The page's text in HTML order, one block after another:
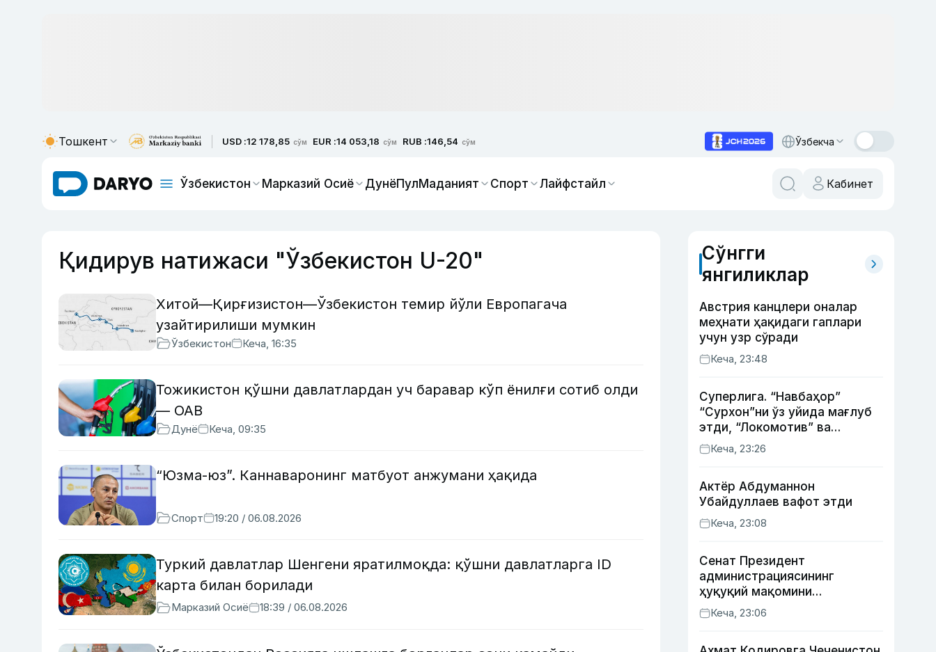
Тошкент USD :12 178,85 сўм EUR :14 053,18 сўм RUB :146,54 сўм Ўзбекча
Ўзбекистон Марказий Осиё ДунёПулМаданият Спорт Лайфстайл Кабинет
Қидирув натижаси "Ўзбекистон U-20"
Хитой—Қирғизистон—Ўзбекистон темир йўли Европагача
узайтирилиши мумкин
Ўзбекистон Кеча, 16:35
Тожикистон қўшни давлатлардан уч баравар кўп ёнилғи сотиб олди
— ОАВ
Дунё Кеча, 09:35
“Юзма-юз”. Каннаваронинг матбуот анжумани ҳақида
Спорт 19:20 / 06.08.2026
Туркий давлатлар Шенгени яратилмоқда: қўшни давлатларга ID
карта билан борилади
Марказий Осиё 18:39 / 06.08.2026
Сўнгги
янгиликлар
Австрия канцлери оналар
меҳнати ҳақидаги гаплари
учун узр сўради
Кеча, 23:48
Суперлига. “Навбаҳор”
“Сурхон”ни ўз уйида мағлуб
этди, “Локомотив” ва
“Хоразм” уйда ғалаба
қозонди
Кеча, 23:26
Актёр Абду­маннон
Убайдуллаев вафот этди
Кеча, 23:08
Сенат Президент
администрациясининг
ҳуқуқий мақомини
белгиловчи конституциявий
қонунни маъқуллади
Кеча, 23:06